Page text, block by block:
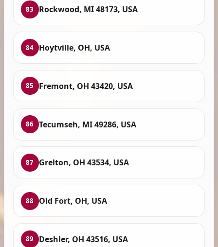
83 Rockwood, MI 48173, USA
84 Hoytville, OH, USA
85 Fremont, OH 43420, USA
86 Tecumseh, MI 49286, USA
87 Grelton, OH 43534, USA
88 Old Fort, OH, USA
89 Deshler, OH 43516, USA